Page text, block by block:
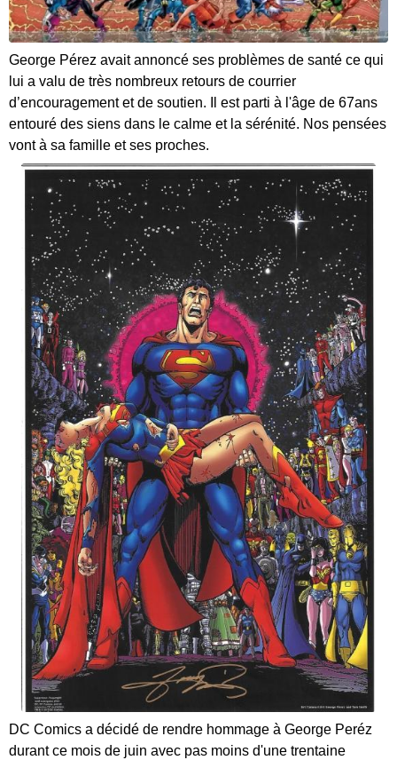
George Pérez avait annoncé ses problèmes de santé ce qui
lui a valu de très nombreux retours de courrier
d’encouragement et de soutien. Il est parti à l'âge de 67ans
entouré des siens dans le calme et la sérénité. Nos pensées
vont à sa famille et ses proches.
DC Comics a décidé de rendre hommage à George Peréz
durant ce mois de juin avec pas moins d'une trentaine